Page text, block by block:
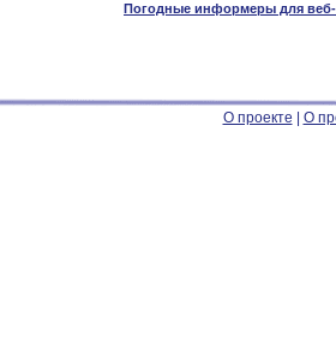
Погодные информеры для веб-
О проекте О